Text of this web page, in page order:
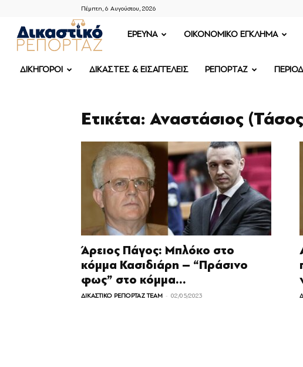
Πέμπτη, 6 Αυγούστου, 2026
ΔΙΚΑΣΤΙΚΟ
ΡΕΠΟΡΤΑΖ
ΕΡΕΥΝΑ OIKONOMIKO ΕΓΚΛΗΜΑ
ΔΙΚΗΓΟΡΟΙ ΔΙΚΑΣΤΕΣ & ΕΙΣΑΓΓΕΛΕΙΣ ΡΕΠΟΡΤΑΖ
Ετικέτα: Αναστάσιος
Άρειος Πάγος: Μπλόκο στο
κόμμα Κασιδιάρη – “Πράσινο
φως” στο κόμμα...
ΔΙΚΑΣΤΙΚΟ ΡΕΠΟΡΤΑΖ TEAM - 02/05/2023